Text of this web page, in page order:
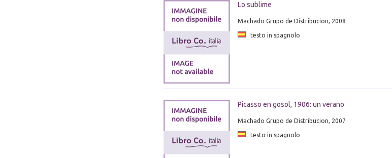
Lo sublime
Machado Grupo de Distribucion, 2008
testo in spagnolo
Picasso en gosol, 1906: un verano
Machado Grupo de Distribucion, 2007
testo in spagnolo